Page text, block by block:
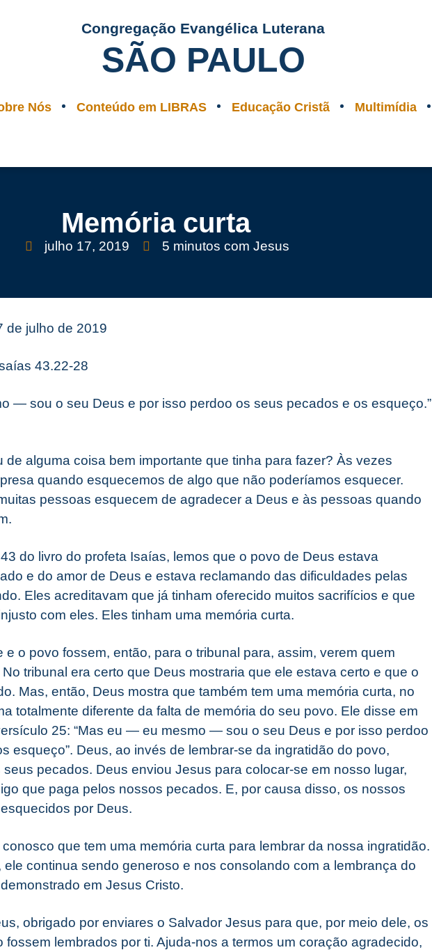
Congregação Evangélica Luterana
SÃO PAULO
Nós Conteúdo em LIBRAS Educação Cristã Multimídia
Memória curta
julho 17, 2019 5 minutos com Jesus
de julho de 2019
43.22-28
— sou o seu Deus e por isso perdoo os seus pecados e os esqueço.”
de alguma coisa bem importante que tinha para fazer? Às vezes
quando esquecemos de algo que não poderíamos esquecer.
pessoas esquecem de agradecer a Deus e às pessoas quando
do livro do profeta Isaías, lemos que o povo de Deus estava
e do amor de Deus e estava reclamando das dificuldades pelas
Eles acreditavam que já tinham oferecido muitos sacrifícios e que
com eles. Eles tinham uma memória curta.
e o povo fossem, então, para o tribunal para, assim, verem quem
tribunal era certo que Deus mostraria que ele estava certo e que o
Mas, então, Deus mostra que também tem uma memória curta, no
totalmente diferente da falta de memória do seu povo. Ele disse em
25: “Mas eu — eu mesmo — sou o seu Deus e por isso perdoo
esqueço”. Deus, ao invés de lembrar-se da ingratidão do povo,
pecados. Deus enviou Jesus para colocar-se em nosso lugar,
que paga pelos nossos pecados. E, por causa disso, os nossos
por Deus.
que tem uma memória curta para lembrar da nossa ingratidão.
ele continua sendo generoso e nos consolando com a lembrança do
em Jesus Cristo.
obrigado por enviares o Salvador Jesus para que, por meio dele, os
fossem lembrados por ti. Ajuda-nos a termos um coração agradecido,